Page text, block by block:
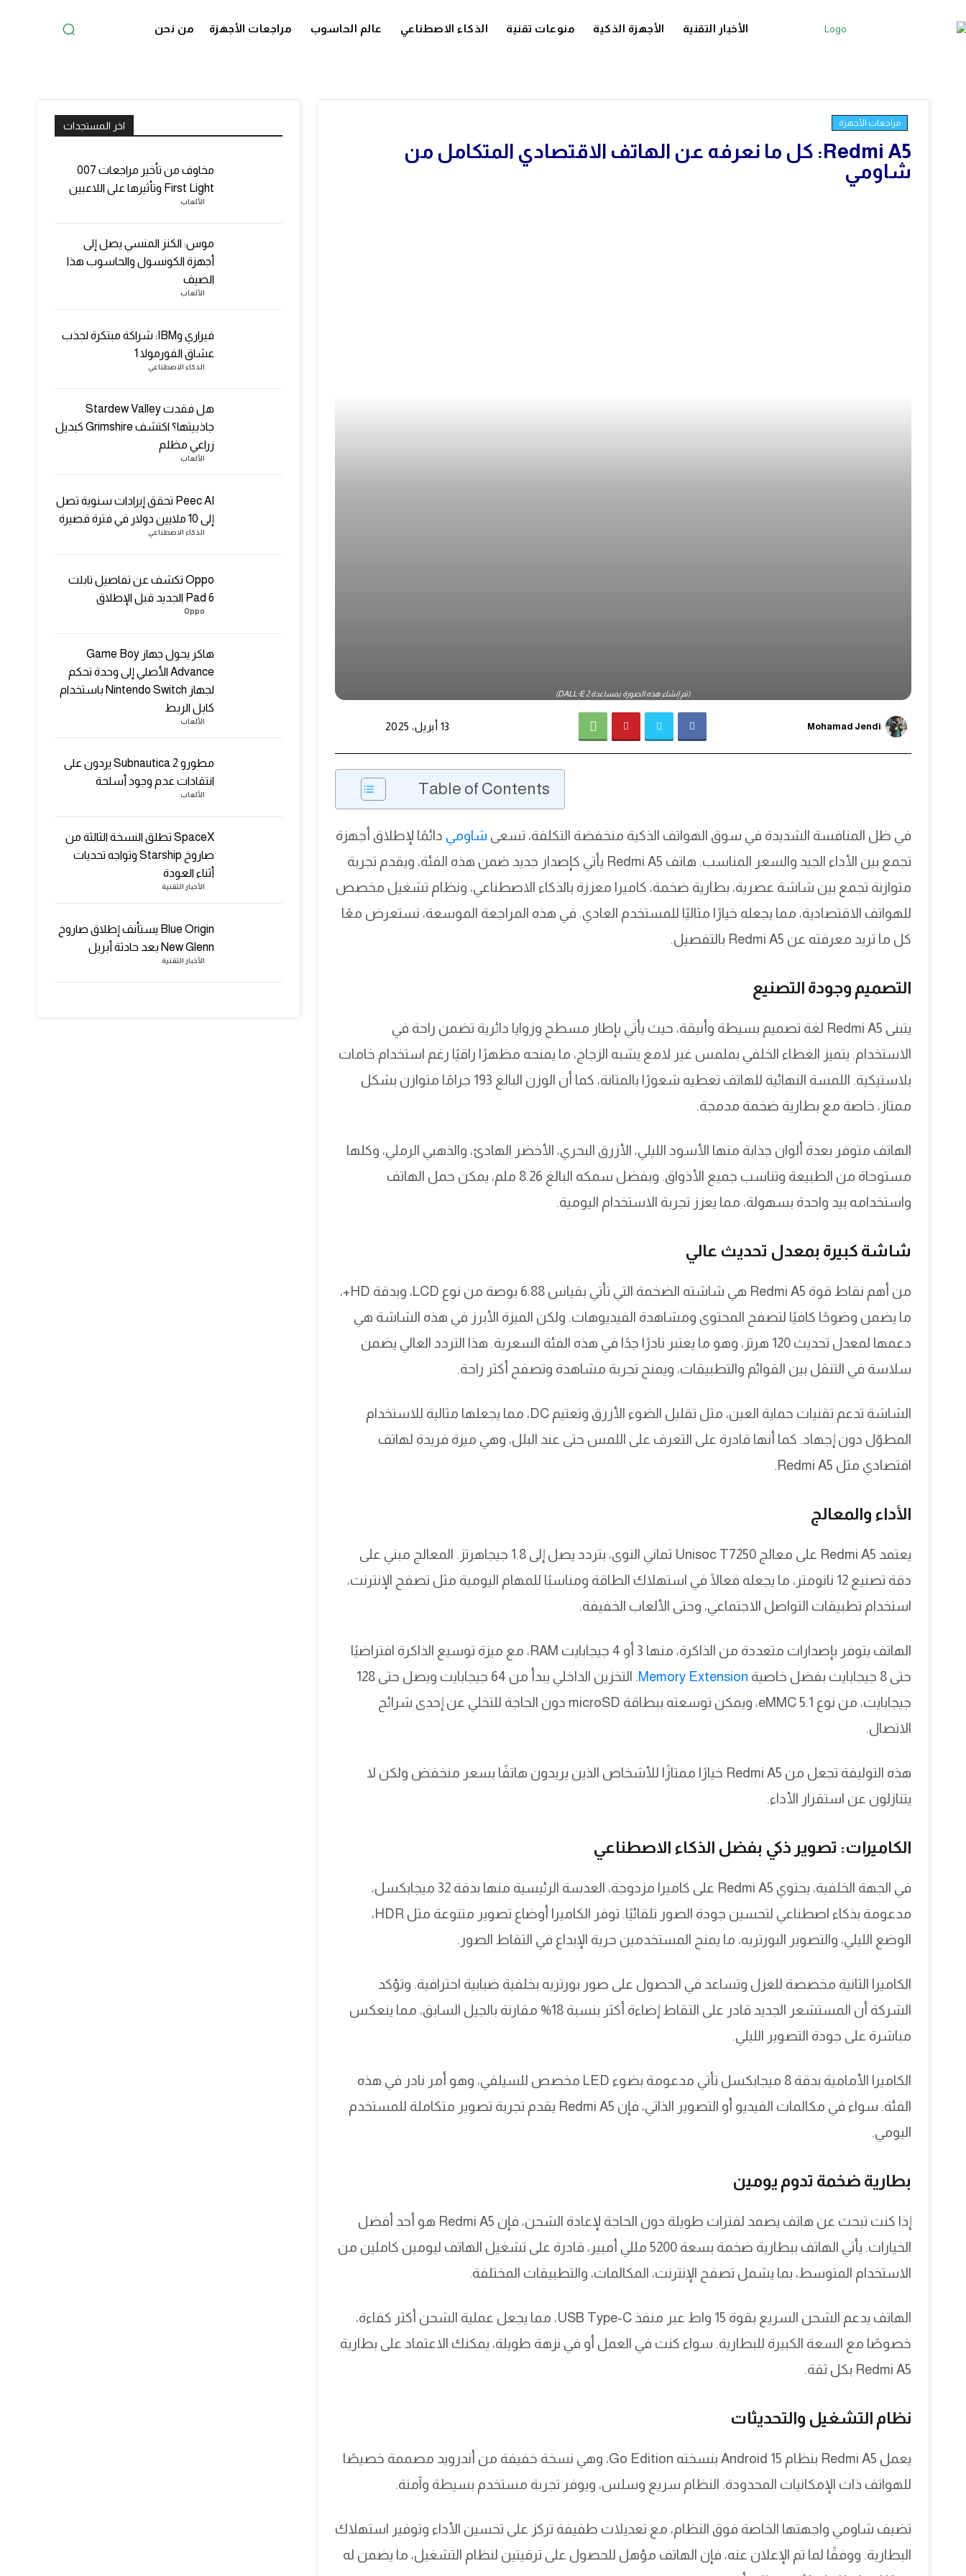
الأخبار التقنية الأجهزة الذكية منوعات تقنية الذكاء الاصطناعي عالم الحاسوب مراجعات الأجهزة من نحن
مراجعات الأجهزة
Redmi A5: كل ما نعرفه عن الهاتف الاقتصادي المتكامل من
شاومي
(تم إنشاء هذه الصورة بمساعدة DALL·E 2)
Mohamad Jendi 13 أبريل، 2025
Table of Contents
في ظل المنافسة الشديدة في سوق الهواتف الذكية منخفضة التكلفة، تسعى شاومي دائمًا لإطلاق أجهزة
تجمع بين الأداء الجيد والسعر المناسب. هاتف Redmi A5 يأتي كإصدار جديد ضمن هذه الفئة، ويقدم تجربة
متوازنة تجمع بين شاشة عصرية، بطارية ضخمة، كاميرا معززة بالذكاء الاصطناعي، ونظام تشغيل مخصص
للهواتف الاقتصادية، مما يجعله خيارًا مثاليًا للمستخدم العادي. في هذه المراجعة الموسعة، نستعرض معًا
كل ما تريد معرفته عن Redmi A5 بالتفصيل.
التصميم وجودة التصنيع
يتبنى Redmi A5 لغة تصميم بسيطة وأنيقة، حيث يأتي بإطار مسطح وزوايا دائرية تضمن راحة في
الاستخدام. يتميز الغطاء الخلفي بملمس غير لامع يشبه الزجاج، ما يمنحه مظهرًا راقيًا رغم استخدام خامات
بلاستيكية. اللمسة النهائية للهاتف تعطيه شعورًا بالمتانة، كما أن الوزن البالغ 193 جرامًا متوازن بشكل
ممتاز، خاصة مع بطارية ضخمة مدمجة.
الهاتف متوفر بعدة ألوان جذابة منها الأسود الليلي، الأزرق البحري، الأخضر الهادئ، والذهبي الرملي، وكلها
مستوحاة من الطبيعة وتناسب جميع الأذواق. وبفضل سمكه البالغ 8.26 ملم، يمكن حمل الهاتف
واستخدامه بيد واحدة بسهولة، مما يعزز تجربة الاستخدام اليومية.
شاشة كبيرة بمعدل تحديث عالي
من أهم نقاط قوة Redmi A5 هي شاشته الضخمة التي تأتي بقياس 6.88 بوصة من نوع LCD، وبدقة HD+،
ما يضمن وضوحًا كافيًا لتصفح المحتوى ومشاهدة الفيديوهات. ولكن الميزة الأبرز في هذه الشاشة هي
دعمها لمعدل تحديث 120 هرتز، وهو ما يعتبر نادرًا جدًا في هذه الفئة السعرية. هذا التردد العالي يضمن
سلاسة في التنقل بين القوائم والتطبيقات، ويمنح تجربة مشاهدة وتصفح أكثر راحة.
الشاشة تدعم تقنيات حماية العين، مثل تقليل الضوء الأزرق وتعتيم DC، مما يجعلها مثالية للاستخدام
المطوّل دون إجهاد. كما أنها قادرة على التعرف على اللمس حتى عند البلل، وهي ميزة فريدة لهاتف
اقتصادي مثل Redmi A5.
الأداء والمعالج
يعتمد Redmi A5 على معالج Unisoc T7250 ثماني النوى، بتردد يصل إلى 1.8 جيجاهرتز. المعالج مبني على
دقة تصنيع 12 نانومتر، ما يجعله فعالًا في استهلاك الطاقة ومناسبًا للمهام اليومية مثل تصفح الإنترنت،
استخدام تطبيقات التواصل الاجتماعي، وحتى الألعاب الخفيفة.
الهاتف يتوفر بإصدارات متعددة من الذاكرة، منها 3 أو 4 جيجابايت RAM، مع ميزة توسيع الذاكرة افتراضيًا
حتى 8 جيجابايت بفضل خاصية
Memory Extension
. التخزين الداخلي يبدأ من 64 جيجابايت ويصل حتى 128
جيجابايت، من نوع eMMC 5.1، ويمكن توسعته ببطاقة microSD دون الحاجة للتخلي عن إحدى شرائح
الاتصال.
هذه التوليفة تجعل من Redmi A5 خيارًا ممتازًا للأشخاص الذين يريدون هاتفًا بسعر منخفض ولكن لا
يتنازلون عن استقرار الأداء.
الكاميرات: تصوير ذكي بفضل الذكاء الاصطناعي
في الجهة الخلفية، يحتوي Redmi A5 على كاميرا مزدوجة، العدسة الرئيسية منها بدقة 32 ميجابكسل،
مدعومة بذكاء اصطناعي لتحسين جودة الصور تلقائيًا. توفر الكاميرا أوضاع تصوير متنوعة مثل HDR،
الوضع الليلي، والتصوير البورتريه، ما يمنح المستخدمين حرية الإبداع في التقاط الصور.
الكاميرا الثانية مخصصة للعزل وتساعد في الحصول على صور بورتريه بخلفية ضبابية احترافية. وتؤكد
الشركة أن المستشعر الجديد قادر على التقاط إضاءة أكثر بنسبة 18% مقارنة بالجيل السابق، مما ينعكس
مباشرة على جودة التصوير الليلي.
الكاميرا الأمامية بدقة 8 ميجابكسل تأتي مدعومة بضوء LED مخصص للسيلفي، وهو أمر نادر في هذه
الفئة. سواء في مكالمات الفيديو أو التصوير الذاتي، فإن Redmi A5 يقدم تجربة تصوير متكاملة للمستخدم
اليومي.
بطارية ضخمة تدوم يومين
إذا كنت تبحث عن هاتف يصمد لفترات طويلة دون الحاجة لإعادة الشحن، فإن Redmi A5 هو أحد أفضل
الخيارات. يأتي الهاتف ببطارية ضخمة بسعة 5200 مللي أمبير، قادرة على تشغيل الهاتف ليومين كاملين من
الاستخدام المتوسط، بما يشمل تصفح الإنترنت، المكالمات، والتطبيقات المختلفة.
الهاتف يدعم الشحن السريع بقوة 15 واط عبر منفذ USB Type-C، مما يجعل عملية الشحن أكثر كفاءة،
خصوصًا مع السعة الكبيرة للبطارية. سواء كنت في العمل أو في نزهة طويلة، يمكنك الاعتماد على بطارية
Redmi A5 بكل ثقة.
نظام التشغيل والتحديثات
يعمل Redmi A5 بنظام Android 15 بنسخته Go Edition، وهي نسخة خفيفة من أندرويد مصممة خصيصًا
للهواتف ذات الإمكانيات المحدودة. النظام سريع وسلس، ويوفر تجربة مستخدم بسيطة وآمنة.
تضيف شاومي واجهتها الخاصة فوق النظام، مع تعديلات طفيفة تركز على تحسين الأداء وتوفير استهلاك
البطارية. ووفقًا لما تم الإعلان عنه، فإن الهاتف مؤهل للحصول على ترقيتين لنظام التشغيل، ما يضمن له
اخر المستجدات
مخاوف من تأخير مراجعات 007
First Light وتأثيرها على اللاعبين
الألعاب
موس: الكنز المنسي يصل إلى
أجهزة الكونسول والحاسوب هذا
الصيف
الألعاب
فيراري وIBM: شراكة مبتكرة لجذب
عشاق الفورمولا 1
الذكاء الاصطناعي
هل فقدت Stardew Valley
جاذبيتها؟ اكتشف Grimshire كبديل
زراعي مظلم
الألعاب
Peec AI تحقق إيرادات سنوية تصل
إلى 10 ملايين دولار في فترة قصيرة
الذكاء الاصطناعي
Oppo تكشف عن تفاصيل تابلت
Pad 6 الجديد قبل الإطلاق
Oppo
هاكر يحول جهاز Game Boy
Advance الأصلي إلى وحدة تحكم
لجهاز Nintendo Switch باستخدام
كابل الربط
الألعاب
مطورو Subnautica 2 يردون على
انتقادات عدم وجود أسلحة
الألعاب
SpaceX تطلق النسخة الثالثة من
صاروخ Starship وتواجه تحديات
أثناء العودة
الأخبار التقنية
Blue Origin يستأنف إطلاق صاروخ
New Glenn بعد حادثة أبريل
الأخبار التقنية